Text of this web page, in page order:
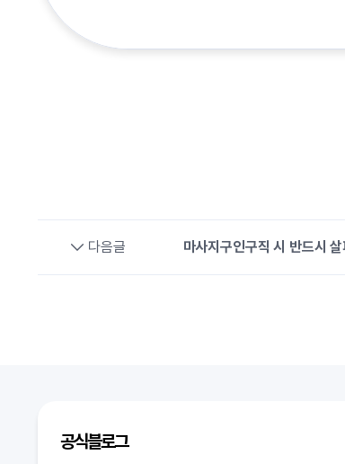
다음글 마사지구인구직 시 반드시
공식블로그